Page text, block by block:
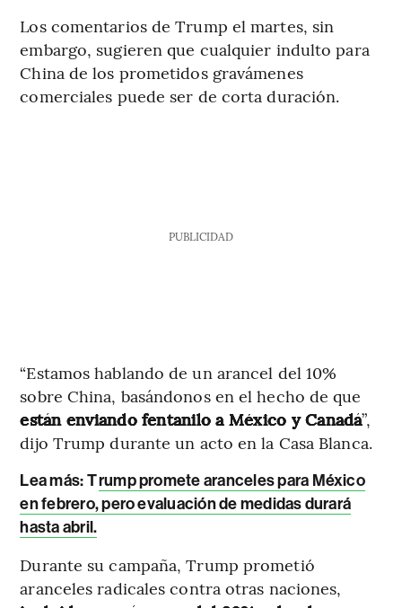
Los comentarios de Trump el martes, sin
embargo, sugieren que cualquier indulto para
China de los prometidos gravámenes
comerciales puede ser de corta duración.
PUBLICIDAD
“Estamos hablando de un arancel del 10%
sobre China, basándonos en el hecho de que
están enviando fentanilo a México y Canadá”,
dijo Trump durante un acto en la Casa Blanca.
Lea más:Trump promete aranceles para México
en febrero, pero evaluación de medidas durará
hasta abril.
Durante su campaña, Trump prometió
aranceles radicales contra otras naciones,